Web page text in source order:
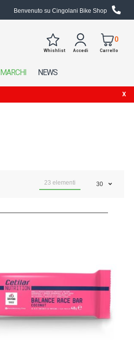
Benvenuto su Cingolani Bike Shop
Accedi
Whishlist
0
Carrello
MARCHI NEWS
23 elementi 30